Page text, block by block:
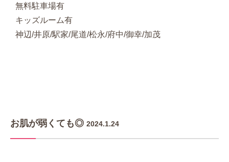
無料駐車場有
キッズルーム有
神辺/井原/駅家/尾道/松永/府中/御幸/加茂
お肌が弱くても◎ 2024.1.24